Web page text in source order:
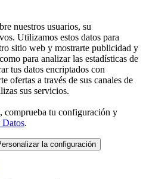
nuestros usuarios, su
Utilizamos estos datos para
sitio web y mostrarte publicidad y
para analizar las estadísticas de
tus datos encriptados con
ofertas a través de sus canales de
sus servicios.
comprueba tu configuración y
Datos.
la configuración